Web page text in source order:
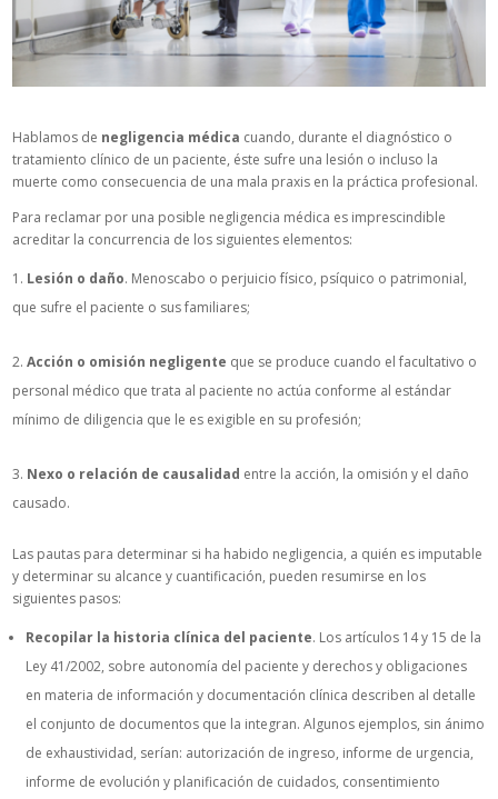
Hablamos de negligencia médica cuando, durante el diagnóstico o
tratamiento clínico de un paciente, éste sufre una lesión o incluso la
muerte como consecuencia de una mala praxis en la práctica profesional.
Para reclamar por una posible negligencia médica es imprescindible
acreditar la concurrencia de los siguientes elementos:
Lesión o daño. Menoscabo o perjuicio físico, psíquico o patrimonial,
que sufre el paciente o sus familiares;
Acción o omisión negligente que se produce cuando el facultativo o
personal médico que trata al paciente no actúa conforme al estándar
mínimo de diligencia que le es exigible en su profesión;
Nexo o relación de causalidad entre la acción, la omisión y el daño
causado.
Las pautas para determinar si ha habido negligencia, a quién es imputable
y determinar su alcance y cuantificación, pueden resumirse en los
siguientes pasos:
Recopilar la historia clínica del paciente. Los artículos 14 y 15 de la
Ley 41/2002, sobre autonomía del paciente y derechos y obligaciones
en materia de información y documentación clínica describen al detalle
el conjunto de documentos que la integran. Algunos ejemplos, sin ánimo
de exhaustividad, serían: autorización de ingreso, informe de urgencia,
informe de evolución y planificación de cuidados, consentimiento